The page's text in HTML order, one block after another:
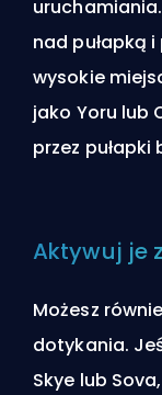
nad pułapką
wysokie
jako Yoru lub
przez
Aktywuj je
Możesz
dotykania.
Skye lub